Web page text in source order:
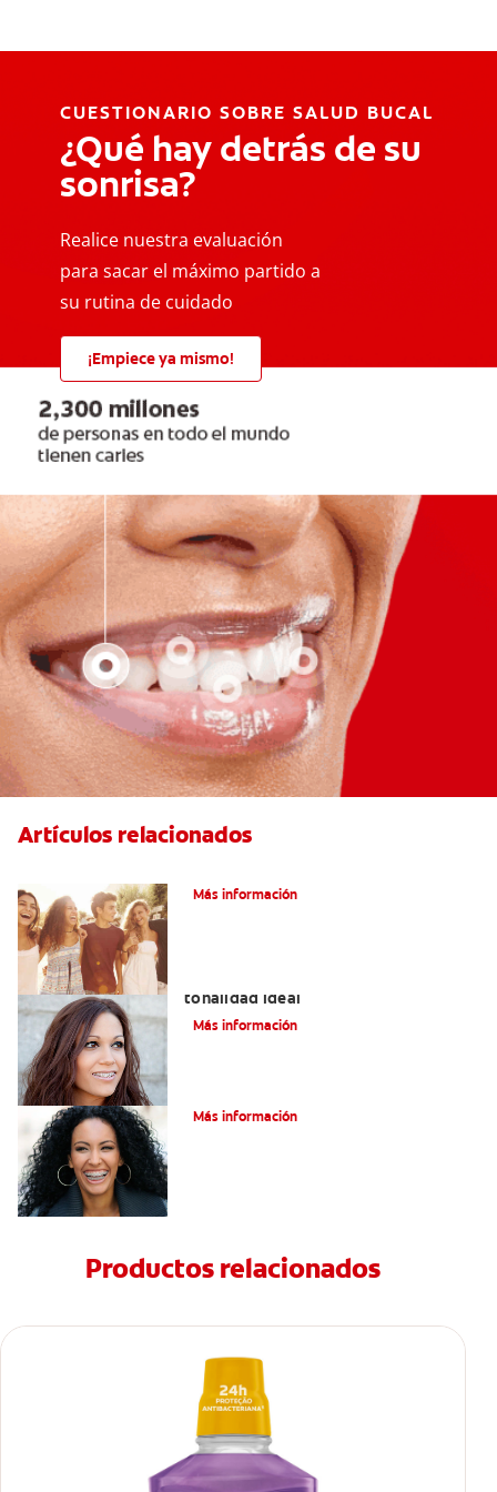
CUESTIONARIO SOBRE SALUD BUCAL
¿Qué hay detrás de su
sonrisa?
Realice nuestra evaluación
para sacar el máximo partido a
su rutina de cuidado
¡Empiece ya mismo!
Artículos relacionados
Más información
tonalidad ideal
Más información
Más información
Productos relacionados